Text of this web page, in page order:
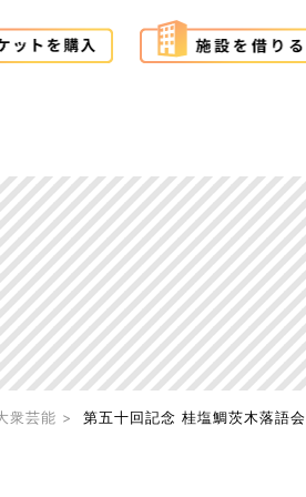
衆芸能 第五十回記念 桂塩鯛茨木落語会